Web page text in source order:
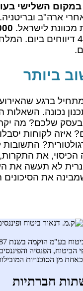
במקום השלישי
מכוונת לישראל.
בשנה – 46 דיווחים ביום.
ביותר
ברגע
נכונה. השאלות
בעסק שלכם? מה
איזה לקוחות
את
לא תעשה את
את הסיכונים
הביטוח, הפנסיה
מן הסוכנויות
חברתיות